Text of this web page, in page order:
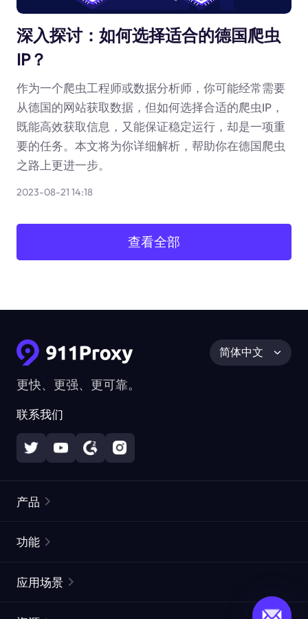
深入探讨：如何选择适合的德国爬虫
IP？
作为一个爬虫工程师或数据分析师，你可能经常需要
从德国的网站获取数据，但如何选择合适的爬虫IP，
既能高效获取信息，又能保证稳定运行，却是一项重
要的任务。本文将为你详细解析，帮助你在德国爬虫
之路上更进一步。
2023-08-21 14:18
查看全部
更快、更强、更可靠。
联系我们
简体中文
产品
静态住宅代理
功能
应用场景